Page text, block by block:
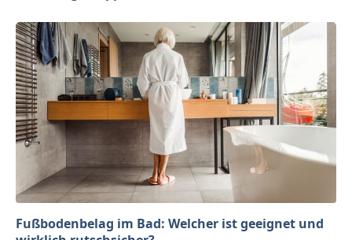
Fußbodenbelag im Bad: Welcher ist geeignet und